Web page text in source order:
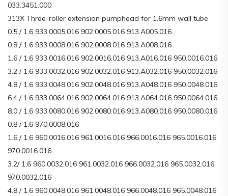
033.3451.000
313X Three-roller extension pumphead for 1.6mm wall tube
0.5 / 1.6 933.0005.016 902.0005.016 913.A005.016
0.8 / 1.6 933.0008.016 902.0008.016 913.A008.016
1.6 / 1.6 933.0016.016 902.0016.016 913.A016.016 950.0016.016
3.2 / 1.6 933.0032.016 902.0032.016 913.A032.016 950.0032.016
4.8 / 1.6 933.0048.016 902.0048.016 913.A048.016 950.0048.016
6.4 / 1.6 933.0064.016 902.0064.016 913.A064.016 950.0064.016
8.0 / 1.6 933.0080.016 902.0080.016 913.A080.016 950.0080.016
0.8 / 1.6 970.0008.016
1.6 / 1.6 960.0016.016 961.0016.016 966.0016.016 965.0016.016
970.0016.016
3.2/ 1.6 960.0032.016 961.0032.016 966.0032.016 965.0032.016
970.0032.016
4.8 / 1.6 960.0048.016 961.0048.016 966.0048.016 965.0048.016